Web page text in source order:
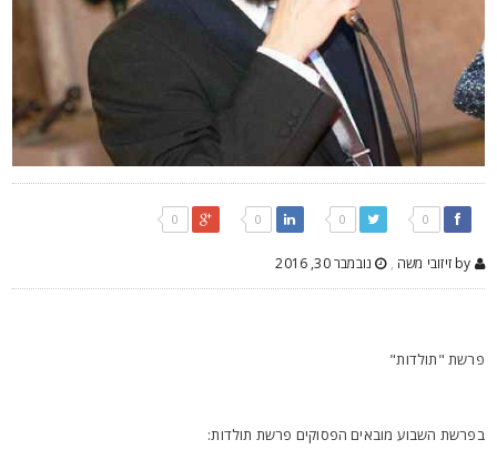
, נובמבר 30, 2016
"תולדות"
השבוע מובאים הפסוקים פרשת תולדות: